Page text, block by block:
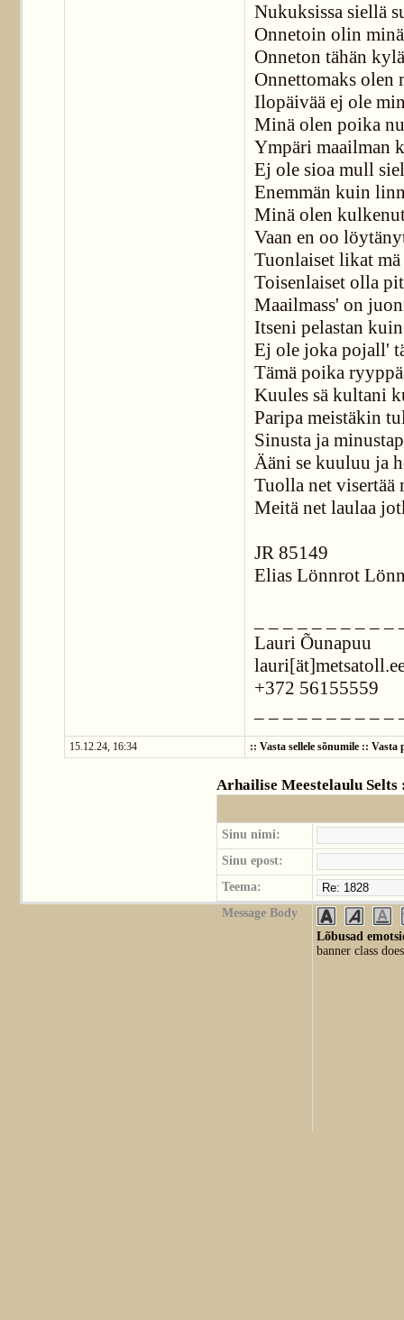
Nukuksissa siellä
Onnetoin olin
Onneton tähän
Onnettomaks olen
Ilopäivää ej ole
Minä olen poika
Ympäri maailman
Ej ole sioa mull
Enemmän kuin
Minä olen
Vaan en oo
Tuonlaiset likat
Toisenlaiset olla
Maailmass' on
Itseni pelastan
Ej ole joka pojall'
Tämä poika
Kuules sä kultani
Paripa meistäkin
Sinusta ja
Ääni se kuuluu ja
Tuolla net visertää
Meitä net laulaa
JR 85149
Elias Lönnrot
Lauri Õunapuu
+372 56155559
15.12.24, 16:34 :: Vasta sellele sõnumile:: Vasta
Arhailise Meestelaulu
Sinu nimi:
Sinu epost:
Teema:
Message Body
Lõbusad
banner class